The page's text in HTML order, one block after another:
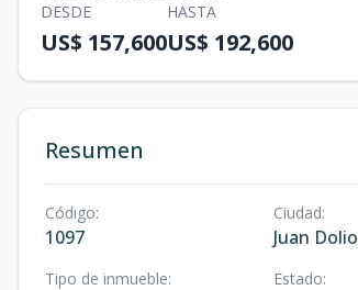
DESDE
US$ 157,600
HASTA
US$ 192,600
Resumen
Código:
1097
Ciudad:
Juan Dolio
Tipo de inmueble: Estado: